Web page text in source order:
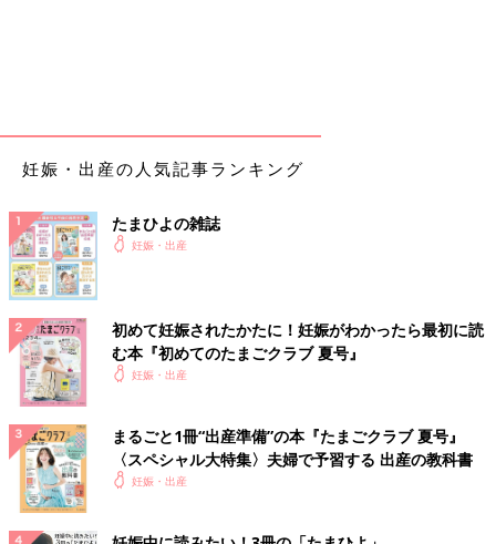
妊娠・出産の人気記事ランキング
たまひよの雑誌
妊娠・出産
初めて妊娠されたかたに！妊娠がわかったら最初に読
む本『初めてのたまごクラブ 夏号』
妊娠・出産
まるごと1冊“出産準備”の本『たまごクラブ 夏号』
〈スペシャル大特集〉夫婦で予習する 出産の教科書
妊娠・出産